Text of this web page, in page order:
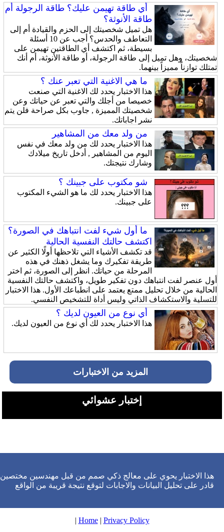
أي طاقة تهيمن عليك؟ طاقة الرجولة أم
طاقة الأنوثة؟
هل تميل شخصيتك إلى الحزم والقيادة أم إلى
التعاطف والحدس؟ أجب عن 10 أسئلة
بسيطة، ثم اكتشف أي الطاقتين تهيمن على
شخصيتك، وهل تميل إلى طاقة الرجولة، أو طاقة الأنوثة، أم أنك
تمتلك توازناً مميزاً بينهما.
ما هي الاغنية التي تعبر عنك ؟
هذا الاختبار يحدد لك الاغنية التي صنعت
خصيصا من أجلك والتي تعبر عن حياتك وعن
شخصيتك المميزة , جاوب بكل صراحة فلن يتم
نشر اجاباتك.
من ولد معك من المشاهير
هذا الاختبار يحدد لك من ولد معك في نفس
اليوم من المشاهير , أدخل تاريخ ميلادك
وشارك نتيجتك.
شو مكتوب على جبينك ؟
هذا الاختبار يحدد لك ما هو الشيء المكتوب
على جبينك.
ما أول شيء لفت انتباهك في الصورة؟
اكتشف حالتك النفسية الحالية
قد تكشف الأشياء التي تلاحظها أولًا الكثير عن
طريقة تفكيرك وما يشغل ذهنك في هذه
المرحلة من حياتك. انظر إلى الصورة، ثم اختر
أول عنصر لفت انتباهك دون تفكير طويل، واكتشف حالتك النفسية
الحالية من خلال تحليل ممتع يعتمد على انطباعك الأول. هذا الاختبار
للتسلية والاستكشاف الذاتي وليس أداة للتشخيص النفسي.
أي نوع من العيون لديك ؟
هذا الاختبار يحدد لك أي نوع من العيون لديك.
المزيد من الاختبارات
إختبار عشوائي
هذا الاختبار يحوي على معالج ذكي صمم من قبل مهندسين مختصين
قادر على تحليل البيانات والاجابات لتوقع نتيجة قريبة من الواقع
Home| Privacy Policy
|